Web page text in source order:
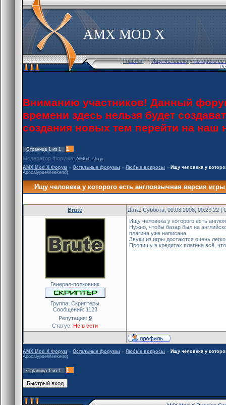
AMX MOD X
[Главная] [Ищу человека у которого
Вниманию участников! Данный
времени здесь нельзя будет
создания новых тем перейти на
Страница 1 из 1
1
Модератор форума: AlMod
slogic
AMX Mod X Форум » Остальные форумы » Любые вопросы » Ищу человека у
ApocalypseWeekend)
Ищу человека у которого есть англоязычная версия
Brute Дата: Суббота, 09.08.2008, 00:23:22
Генерал-полковник
Группа: Скриптеры
Сообщений: 1123
Репутация: 9
Статус: Не в сети
Ищу человека у которого есть
Нужно, чтобы базар был на
плагина уже написана.
Звуки из игры достаются очень
Пропишу в кредитах плагина всё,
AMX Mod X Форум » Остальные форумы » Любые вопросы » Ищу человека у
ApocalypseWeekend)
Страница 1 из 1 1